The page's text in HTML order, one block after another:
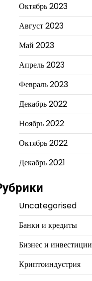
Октябрь 2023
Август 2023
Май 2023
Апрель 2023
Февраль 2023
Декабрь 2022
Ноябрь 2022
Октябрь 2022
Декабрь 2021
Uncategorised
Банки и кредиты
Бизнес и инвестиции
Криптоиндустрия